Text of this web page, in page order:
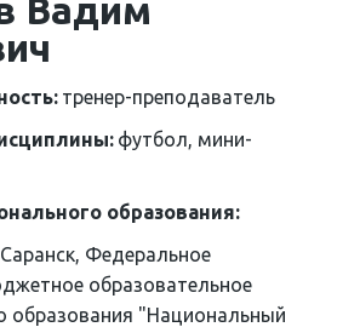
Вадим
тренер-преподаватель
футбол, мини-
образования:
Федеральное
образовательное
образования "Национальный